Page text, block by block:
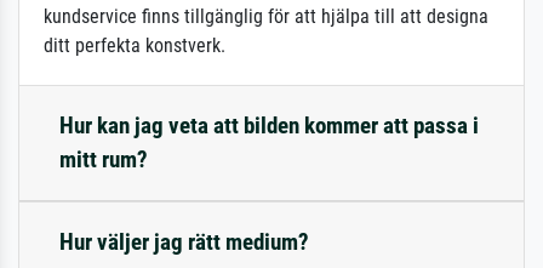
kundservice finns tillgänglig för att hjälpa till att designa
ditt perfekta konstverk.
Hur kan jag veta att bilden kommer att passa i
mitt rum?
Hur väljer jag rätt medium?